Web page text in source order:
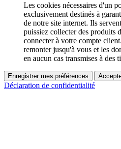
Les cookies nécessaires d'un
exclusivement destinés à
de notre site internet. Ils
puissiez collecter des produits
connecter à votre compte
remonter jusqu'à vous et les
en aucun cas transmises à des
Enregistrer mes préférences
Déclaration de confidentialité